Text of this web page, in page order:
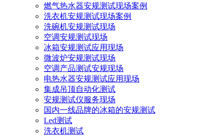
燃气热水器安规测试现场案例
洗衣机安规测试现场案例
洗碗机安规测试现场
空调安规测试现场
冰箱安规测试应用现场
微波炉安规测试现场
空调产品测试安规现场
电热水器安规测试应用现场
集成吊顶自动化测试
安规测试仪服务现场
国内一线品牌的冰箱的安规测试
Led测试
洗衣机测试